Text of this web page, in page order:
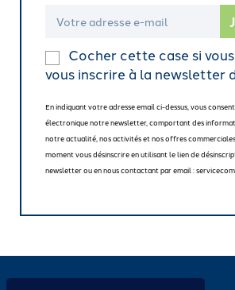
Cocher cette case si
vous inscrire à la newsletter
En indiquant votre adresse email ci-dessus, vous
électronique notre newsletter, comportant des
notre actualité, nos activités et nos offres
moment vous désinscrire en utilisant le lien de
newsletter ou en nous contactant par email :